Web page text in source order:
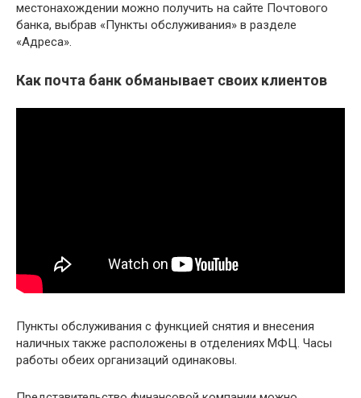
местонахождении можно получить на сайте Почтового
банка, выбрав «Пункты обслуживания» в разделе
«Адреса».
Как почта банк обманывает своих клиентов
Пункты обслуживания с функцией снятия и внесения
наличных также расположены в отделениях МФЦ. Часы
работы обеих организаций одинаковы.